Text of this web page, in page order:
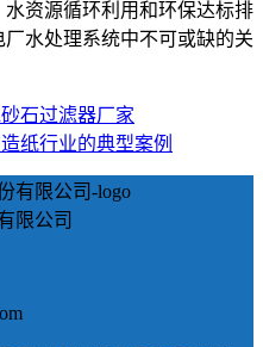
资源循环利用和环保达标排
水处理系统中不可或缺的关
石过滤器厂家
纸行业的典型案例
限公司